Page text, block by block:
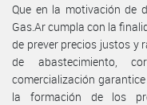
Que en la motivación de
Gas.Ar cumpla con la
de prever precios justos y
de abastecimiento,
comercialización
la formación de los